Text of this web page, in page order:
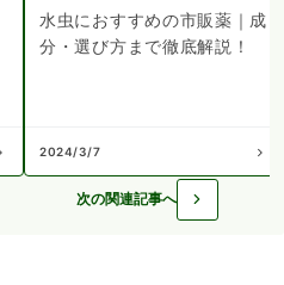
水虫におすすめの市販薬｜成
分・選び方まで徹底解説！
2024/3/7
次の関連記事へ